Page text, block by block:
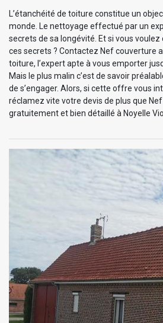
L’étanchéité de toiture constitue un
monde. Le nettoyage effectué par un
secrets de sa longévité. Et si vous
ces secrets ? Contactez Nef couverture
toiture, l’expert apte à vous emporter
Mais le plus malin c’est de savoir
de s’engager. Alors, si cette offre vous
réclamez vite votre devis de plus que
gratuitement et bien détaillé à Noyelle